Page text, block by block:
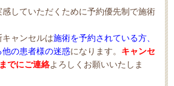
していただくために予約優先制で施術
ャンセルは施術を予約されている方、
の患者様の迷惑になります。 キャンセ
でにご連絡よろしくお願いいたしま